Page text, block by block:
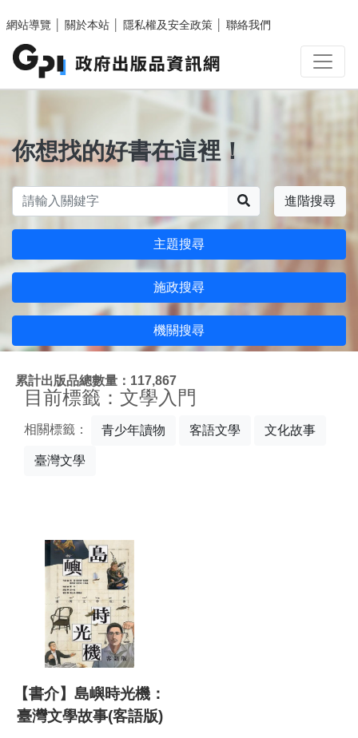
網站導覽
關於本站 隱私權及安全政策 聯絡我們
你想找的好書在這裡！
進階搜尋
主題搜尋
施政搜尋
機關搜尋
累計出版品總數量：117,867
目前標籤：文學入門
相關標籤： 青少年讀物 客語文學 文化故事
臺灣文學
【書介】島嶼時光機：
臺灣文學故事(客語版)